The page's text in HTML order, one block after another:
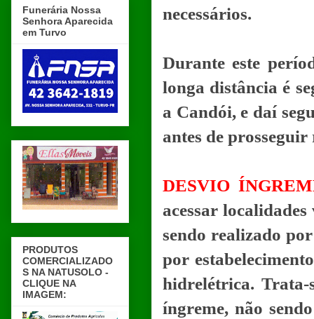
necessários.
Durante este
longa distância é
a Candói, e daí
antes de
DESVIO
acessar
sendo realizado
por
hidrelétrica. Trata-
íngreme, não
Funerária Nossa
Senhora Aparecida
em Turvo
PRODUTOS
COMERCIALIZADO
S NA NATUSOLO -
CLIQUE NA
IMAGEM: